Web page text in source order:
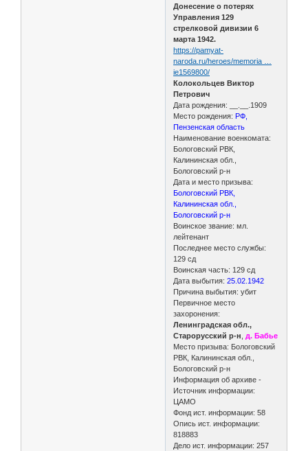
Донесение о потерях
Управления 129
стрелковой дивизии 6
марта 1942.
https://pamyat-
naroda.ru/heroes/memoria …
ie1569800/
Колокольцев Виктор
Петрович
Дата рождения: __.__.1909
Место рождения: РФ,
Пензенская область
Наименование военкомата:
Бологовский РВК,
Калининская обл.,
Бологовский р-н
Дата и место призыва:
Бологовский РВК,
Калининская обл.,
Бологовский р-н
Воинское звание: мл.
лейтенант
Последнее место службы:
129 сд
Воинская часть: 129 сд
Дата выбытия:25.02.1942
Причина выбытия: убит
Первичное место
захоронения:
Ленинградская обл.,
Старорусский р-н
д. Бабье
Место призыва: Бологовский
РВК, Калининская обл.,
Бологовский р-н
Информация об архиве -
Источник информации:
ЦАМО
Фонд ист. информации: 58
Опись ист. информации:
818883
Дело ист. информации: 257